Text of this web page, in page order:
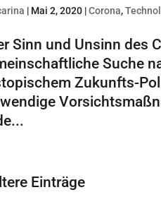
| Mai 2, 2020|Corona,
Sinn und Unsinn des
Suche
Zukunfts-
Einträge